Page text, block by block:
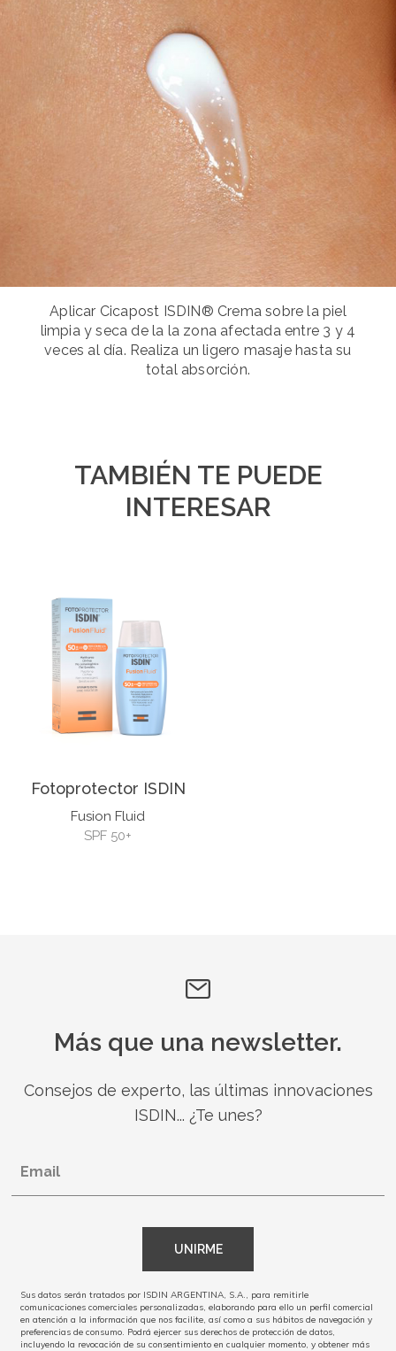
Aplicar Cicapost ISDIN® Crema sobre la piel
limpia y seca de la la zona afectada entre 3 y 4
veces al día. Realiza un ligero masaje hasta su
total absorción.
TAMBIÉN TE PUEDE
INTERESAR
Fotoprotector ISDIN
Fusion Fluid
SPF 50+
Más que una newsletter.
Consejos de experto, las últimas innovaciones
ISDIN... ¿Te unes?
Email
UNIRME
Sus datos serán tratados por ISDIN ARGENTINA, S.A., para remitirle
comunicaciones comerciales personalizadas, elaborando para ello un perfil comercial
en atención a la información que nos facilite, así como a sus hábitos de navegación y
preferencias de consumo. Podrá ejercer sus derechos de protección de datos,
incluyendo la revocación de su consentimiento en cualquier momento, y obtener más